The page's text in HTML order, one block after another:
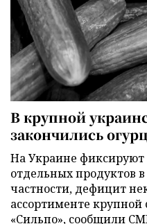
В крупной
закончились
На Украине фиксируют
отдельных продуктов
частности, дефицит
ассортименте крупной
«Сильпо», сообщили